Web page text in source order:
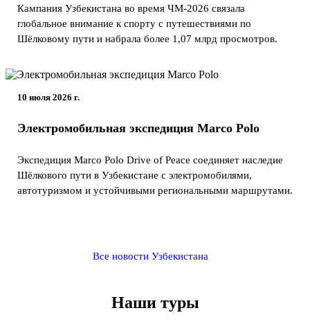
Кампания Узбекистана во время ЧМ-2026 связала
глобальное внимание к спорту с путешествиями по
Шёлковому пути и набрала более 1,07 млрд просмотров.
10 июля 2026 г.
Электромобильная экспедиция Marco Polo
Экспедиция Marco Polo Drive of Peace соединяет наследие
Шёлкового пути в Узбекистане с электромобилями,
автотуризмом и устойчивыми региональными маршрутами.
Все новости Узбекистана
Наши туры